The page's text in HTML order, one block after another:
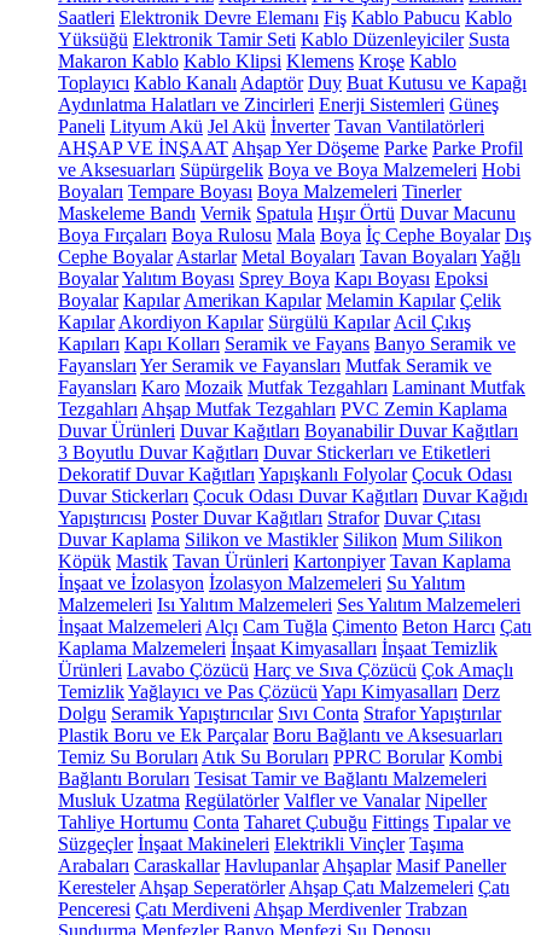
Saatleri Elektronik Devre Elemanı Fiş Kablo Pabucu Kablo
Yüksüğü Elektronik Tamir Seti Kablo Düzenleyiciler Susta
Makaron Kablo Kablo Klipsi Klemens Kroşe Kablo
Toplayıcı Kablo Kanalı Adaptör Duy Buat Kutusu ve Kapağı
Aydınlatma Halatları ve Zincirleri Enerji Sistemleri Güneş
Paneli Lityum Akü Jel Akü İnverter Tavan Vantilatörleri
AHŞAP VE İNŞAAT Ahşap Yer Döşeme Parke Parke Profil
ve Aksesuarları Süpürgelik Boya ve Boya Malzemeleri Hobi
Boyaları Tempare Boyası Boya Malzemeleri Tinerler
Maskeleme Bandı Vernik Spatula Hışır Örtü Duvar Macunu
Boya Fırçaları Boya Rulosu Mala Boya İç Cephe Boyalar Dış
Cephe Boyalar Astarlar Metal Boyaları Tavan Boyaları Yağlı
BoyalarYalıtım Boyası Sprey Boya Kapı Boyası Epoksi
Boyalar Kapılar Amerikan Kapılar Melamin Kapılar Çelik
Kapılar Akordiyon Kapılar Sürgülü Kapılar Acil Çıkış
Kapıları Kapı Kolları Seramik ve Fayans Banyo Seramik ve
Fayansları Yer Seramik ve Fayansları Mutfak Seramik ve
Fayansları Karo Mozaik Mutfak Tezgahları Laminant Mutfak
Tezgahları Ahşap Mutfak Tezgahları PVC Zemin Kaplama
Duvar Ürünleri Duvar Kağıtları Boyanabilir Duvar Kağıtları
3 Boyutlu Duvar Kağıtları Duvar Stickerları ve Etiketleri
Dekoratif Duvar Kağıtları Yapışkanlı Folyolar Çocuk Odası
Duvar Stickerları Çocuk Odası Duvar Kağıtları Duvar Kağıdı
Yapıştırıcısı Poster Duvar Kağıtları Strafor Duvar Çıtası
Duvar Kaplama Silikon ve Mastikler Silikon Mum Silikon
Köpük Mastik Tavan Ürünleri Kartonpiyer Tavan Kaplama
İnşaat ve İzolasyon İzolasyon Malzemeleri Su Yalıtım
Malzemeleri Isı Yalıtım Malzemeleri Ses Yalıtım Malzemeleri
İnşaat Malzemeleri Alçı Cam Tuğla Çimento Beton Harcı Çatı
Kaplama Malzemeleri İnşaat Kimyasalları İnşaat Temizlik
Ürünleri Lavabo Çözücü Harç ve Sıva Çözücü Çok Amaçlı
TemizlikYağlayıcı ve Pas Çözücü Yapı Kimyasalları Derz
Dolgu Seramik Yapıştırıcılar Sıvı Conta Strafor Yapıştırılar
Plastik Boru ve Ek Parçalar Boru Bağlantı ve Aksesuarları
Temiz Su Boruları Atık Su Boruları PPRC Borular Kombi
Bağlantı Boruları Tesisat Tamir ve Bağlantı Malzemeleri
Musluk Uzatma Regülatörler Valfler ve Vanalar Nipeller
Tahliye Hortumu Conta Taharet Çubuğu Fittings Tıpalar ve
Süzgeçler İnşaat Makineleri Elektrikli Vinçler Taşıma
Arabaları Caraskallar Havlupanlar Ahşaplar Masif Paneller
Keresteler Ahşap Seperatörler Ahşap Çatı Malzemeleri Çatı
Penceresi Çatı Merdiveni Ahşap Merdivenler Trabzan
Sundurma Menfezler Banyo Menfezi Su Deposu